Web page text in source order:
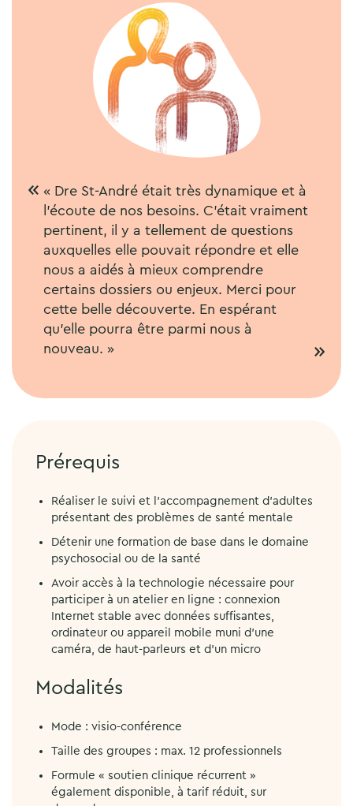
« Dre St-André était très dynamique et à
l’écoute de nos besoins. C’était vraiment
pertinent, il y a tellement de questions
auxquelles elle pouvait répondre et elle
nous a aidés à mieux comprendre
certains dossiers ou enjeux. Merci pour
cette belle découverte. En espérant
qu’elle pourra être parmi nous à
nouveau. »
Prérequis
Réaliser le suivi et l’accompagnement d’adultes
présentant des problèmes de santé mentale
Détenir une formation de base dans le domaine
psychosocial ou de la santé
Avoir accès à la technologie nécessaire pour
participer à un atelier en ligne : connexion
Internet stable avec données suffisantes,
ordinateur ou appareil mobile muni d’une
caméra, de haut-parleurs et d’un micro
Modalités
Mode : visio-conférence
Taille des groupes : max. 12 professionnels
Formule « soutien clinique récurrent »
également disponible, à tarif réduit, sur